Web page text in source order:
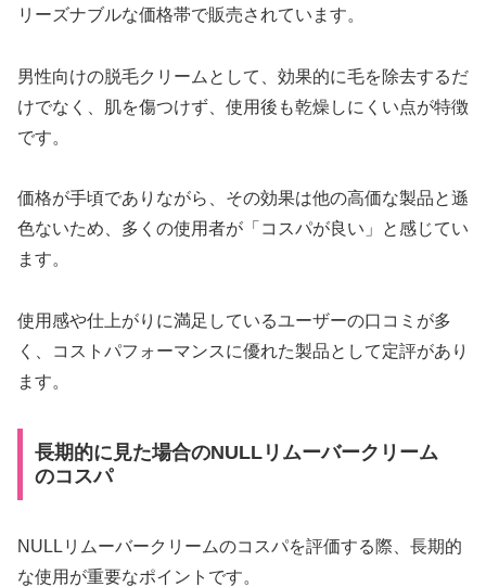
リーズナブルな価格帯で販売されています。
男性向けの脱毛クリームとして、効果的に毛を除去するだ
けでなく、肌を傷つけず、使用後も乾燥しにくい点が特徴
です。
価格が手頃でありながら、その効果は他の高価な製品と遜
色ないため、多くの使用者が「コスパが良い」と感じてい
ます。
使用感や仕上がりに満足しているユーザーの口コミが多
く、コストパフォーマンスに優れた製品として定評があり
ます。
長期的に見た場合のNULLリムーバークリーム
のコスパ
NULLリムーバークリームのコスパを評価する際、長期的
な使用が重要なポイントです。